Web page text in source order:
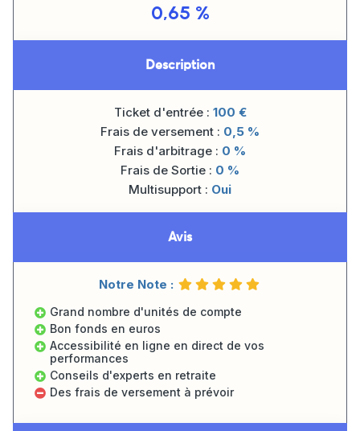
0,65 %
Description
Ticket d'entrée : 100 €
Frais de versement : 0,5 %
Frais d'arbitrage : 0 %
Frais de Sortie : 0 %
Multisupport : Oui
Avis
Notre Note :
Grand nombre d'unités de compte
Bon fonds en euros
Accessibilité en ligne en direct de vos
performances
Conseils d'experts en retraite
Des frais de versement à prévoir